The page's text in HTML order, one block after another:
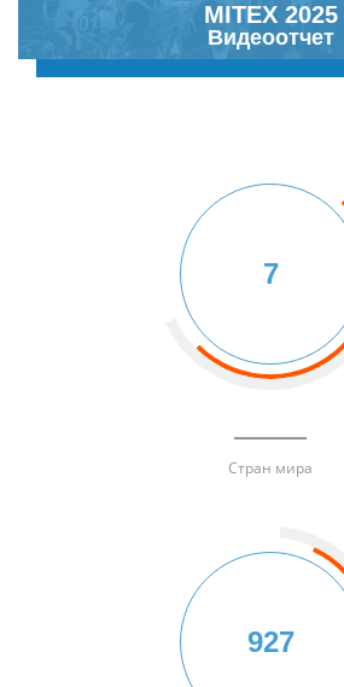
MITEX 2025
Видеоотчет
7
Стран мира
927